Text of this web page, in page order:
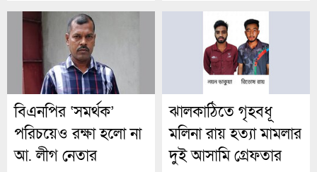
বিএনপির ‘সমর্থক’
পরিচয়েও রক্ষা হলো না
আ. লীগ নেতার
ঝালকাঠিতে গৃহবধূ
মলিনা রায় হত্যা মামলার
দুই আসামি গ্রেফতার